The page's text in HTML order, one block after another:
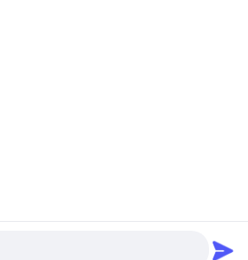
. Alle Rechte vorbehalten.